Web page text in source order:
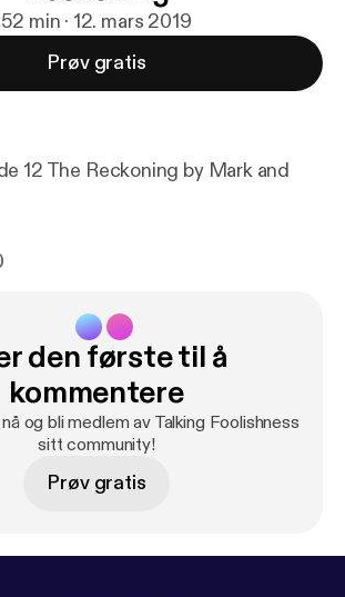
52 min · 12. mars 2019
Prøv gratis
12 The Reckoning by Mark and
den første til å
kommentere
og bli medlem av Talking Foolishness
sitt community!
Prøv gratis